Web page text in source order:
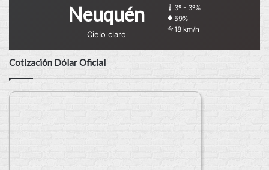
Neuquén
Cielo claro
3º - 3º%
59%
18 km/h
Cotización Dólar Oficial